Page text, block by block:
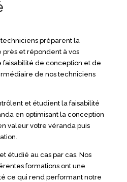
techniciens préparent la
et répondent à vos
faisabilité de conception et de
de nos techniciens
et étudient la faisabilité
en optimisant la conception
valeur votre véranda puis
étudié au cas par cas. Nos
formations ont une
ce qui rend performant notre